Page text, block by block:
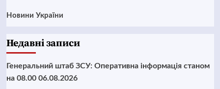
Новини України
Недавні записи
Генеральний штаб ЗСУ: Оперативна інформація станом
на 08.00 06.08.2026